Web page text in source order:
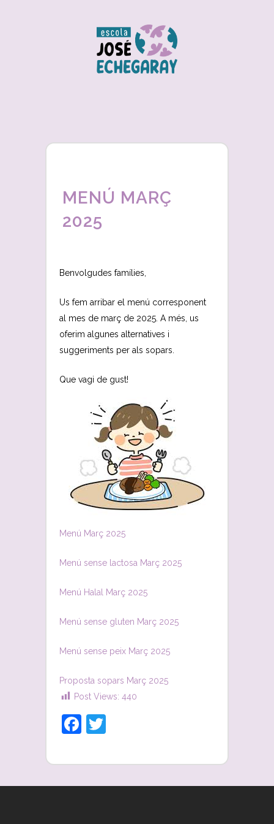
MENÚ MARÇ
2025
Benvolgudes famílies,
Us fem arribar el menú corresponent
al mes de març de 2025. A més, us
oferim algunes alternatives i
suggeriments per als sopars.
Que vagi de gust!
Menú Març 2025
Menú sense lactosa Març 2025
Menú Halal Març 2025
Menú sense gluten Març 2025
Menú sense peix Març 2025
Proposta sopars Març 2025
Post Views: 440
Facebook